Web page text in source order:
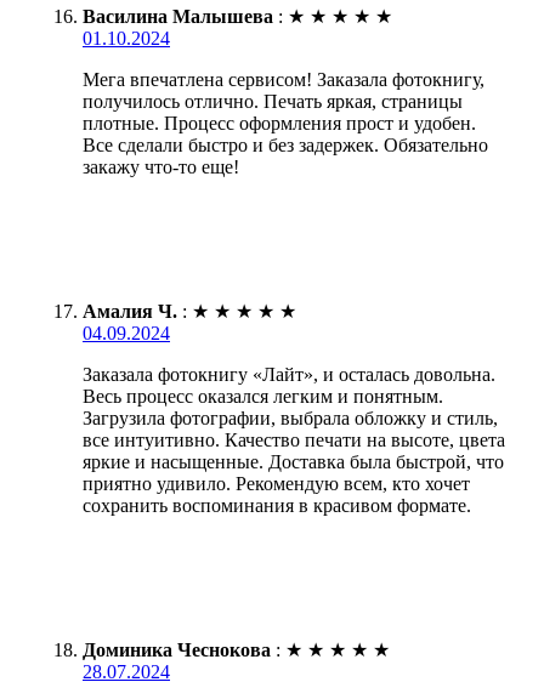
Василина Малышева : ★ ★ ★ ★ ★
01.10.2024
Мега впечатлена сервисом! Заказала фотокнигу,
получилось отлично. Печать яркая, страницы
плотные. Процесс оформления прост и удобен.
Все сделали быстро и без задержек. Обязательно
закажу что-то еще!
Амалия Ч. : ★ ★ ★ ★ ★
04.09.2024
Заказала фотокнигу «Лайт», и осталась довольна.
Весь процесс оказался легким и понятным.
Загрузила фотографии, выбрала обложку и стиль,
все интуитивно. Качество печати на высоте, цвета
яркие и насыщенные. Доставка была быстрой, что
приятно удивило. Рекомендую всем, кто хочет
сохранить воспоминания в красивом формате.
Доминика Чеснокова : ★ ★ ★ ★ ★
28.07.2024